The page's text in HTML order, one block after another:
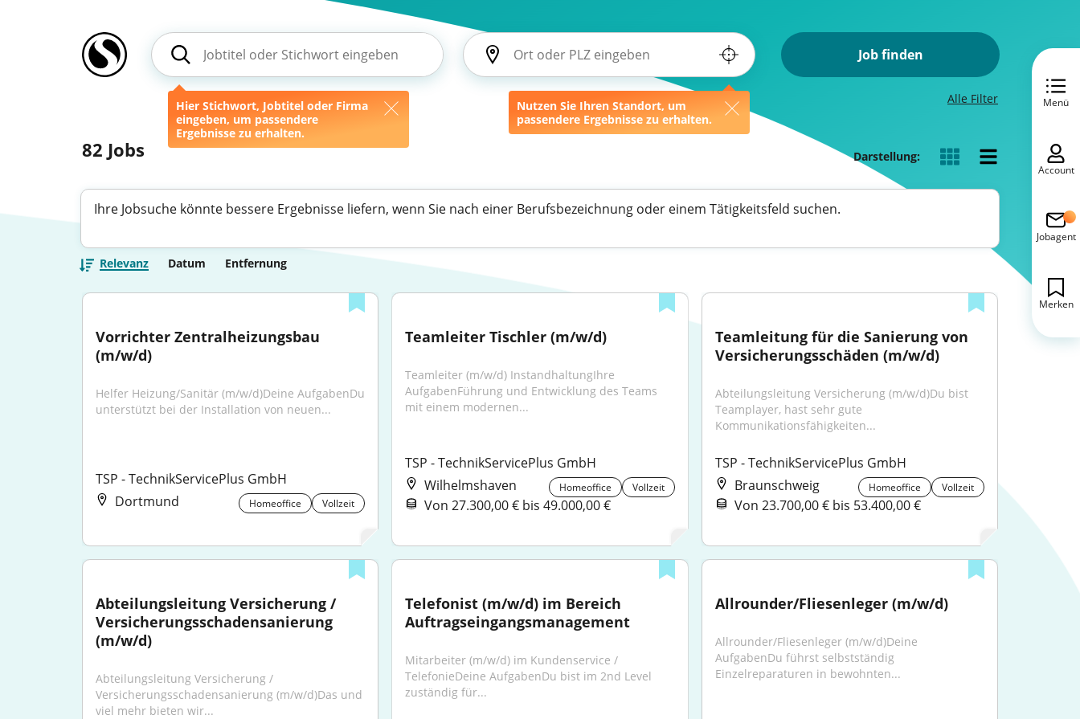
Hier Stichwort, Jobtitel oder Firma
eingeben, um passendere
Ergebnisse zu erhalten.
Nutzen Sie Ihren Standort, um
passendere Ergebnisse zu erhalten.
Job finden
Alle Filter
82 Jobs Darstellung:
Ihre Jobsuche könnte bessere Ergebnisse liefern, wenn Sie nach einer Berufsbezeichnung oder einem Tätigkeitsfeld suchen.
Relevanz Datum Entfernung
Vorrichter Zentralheizungsbau
(m/w/d)
Helfer Heizung/Sanitär (m/w/d)Deine AufgabenDu
unterstützt bei der Installation von neuen...
TSP - TechnikServicePlus GmbH
Dortmund
Homeoffice Vollzeit
Teamleiter Tischler (m/w/d)
Teamleiter (m/w/d) InstandhaltungIhre
AufgabenFührung und Entwicklung des Teams
mit einem modernen...
TSP - TechnikServicePlus GmbH
Wilhelmshaven
Homeoffice Vollzeit
Von 27.300,00 € bis 49.000,00 €
Teamleitung für die Sanierung von
Versicherungsschäden (m/w/d)
Abteilungsleitung Versicherung (m/w/d)Du bist
Teamplayer, hast sehr gute
Kommunikationsfähigkeiten...
TSP - TechnikServicePlus GmbH
Braunschweig
Homeoffice Vollzeit
Von 23.700,00 € bis 53.400,00 €
Abteilungsleitung Versicherung /
Versicherungsschadensanierung
(m/w/d)
Abteilungsleitung Versicherung /
Versicherungsschadensanierung (m/w/d)Das und
viel mehr bieten wir...
Telefonist (m/w/d) im Bereich
Auftragseingangsmanagement
Mitarbeiter (m/w/d) im Kundenservice /
TelefonieDeine AufgabenDu bist im 2nd Level
zuständig für...
Allrounder/Fliesenleger (m/w/d)
Allrounder/Fliesenleger (m/w/d)Deine
AufgabenDu führst selbstständig
Einzelreparaturen in bewohnten...
Menü
Account
Jobagent
Merken